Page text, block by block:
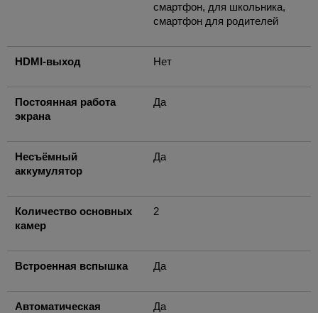
смартфон, для школьника,
смартфон для родителей
HDMI-выход Нет
Постоянная работа
экрана
Да
Несъёмный
аккумулятор
Да
Количество основных
камер
2
Встроенная вспышка Да
Автоматическая
Да